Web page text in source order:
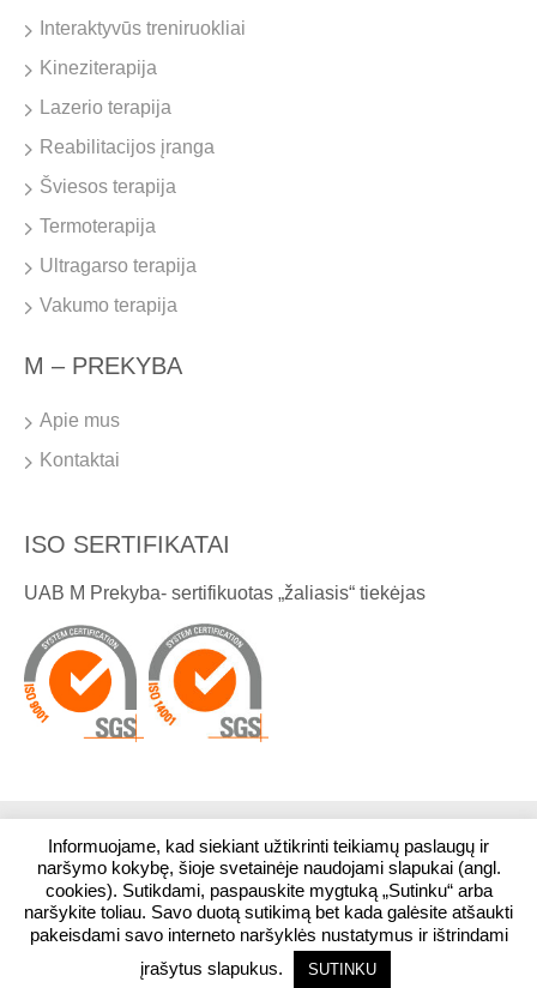
Interaktyvūs treniruokliai
Kineziterapija
Lazerio terapija
Reabilitacijos įranga
Šviesos terapija
Termoterapija
Ultragarso terapija
Vakumo terapija
M – PREKYBA
Apie mus
Kontaktai
ISO SERTIFIKATAI
UAB M Prekyba- sertifikuotas „žaliasis“ tiekėjas
© 2026. Visos teisės saugomos. UAB M Prekyba
Stadiono g. 1, Kairiai, LT-80118, Šiaulių r.
Interneto svetainių kūrimas: Jauna reklama
Informuojame, kad siekiant užtikrinti teikiamų paslaugų ir
naršymo kokybę, šioje svetainėje naudojami slapukai (angl.
cookies). Sutikdami, paspauskite mygtuką „Sutinku“ arba
naršykite toliau. Savo duotą sutikimą bet kada galėsite atšaukti
pakeisdami savo interneto naršyklės nustatymus ir ištrindami
įrašytus slapukus.
SUTINKU